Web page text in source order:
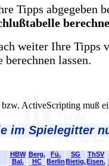
Tipps abgegeben
weiter Ihre Tipps
lassen.
ActiveScripting muß
im Spielegitter
HBW
Bal.
Berg.
HC
Fü.
Berlin
SG
Bietig.
ThSV
Eisen.